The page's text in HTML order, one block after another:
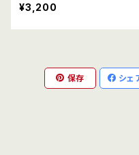
¥3,200
保存 シェ